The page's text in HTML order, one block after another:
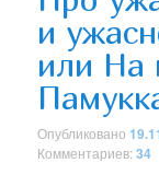
и
или На
Опубликовано
Комментариев:34